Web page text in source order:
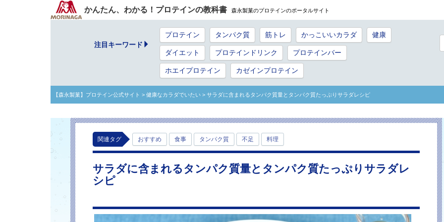
かんたん、わかる！プロテインの教科書 森永製菓のプロテインのポータルサイト
注目キーワード
プロテイン タンパク質 筋トレ かっこいいカラダ 健康
ダイエット プロテインドリンク プロテインバー
ホエイプロテイン カゼインプロテイン
【森永製菓】プロテイン公式サイト > 健康なカラダでいたい > サラダに含まれるタンパク質量とタンパク質たっぷりサラダレシピ
関連タグ おすすめ 食事 タンパク質 不足 料理
サラダに含まれるタンパク質量とタンパク質たっぷりサラダレ
シピ